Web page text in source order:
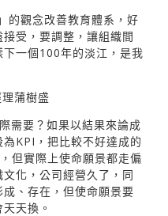
觀念改善教育體系，好
受，要調整，讓組織間
一個100年的淡江，是我
蒲樹盛
需要？如果以結果來論成
KPI，把比較不好達成的
但實際上使命願景都走偏
化，公司經營久了，同
、存在，但使命願景要
天換。